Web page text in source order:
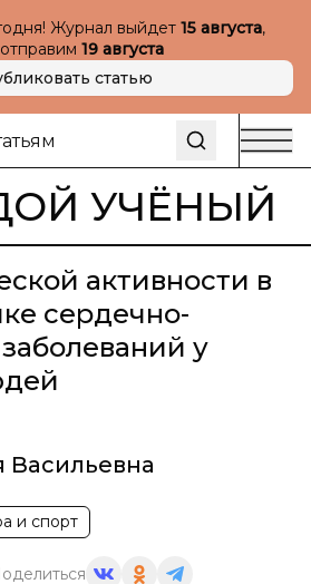
Журнал выйдет 15 августа,
19 августа
статью
УЧЁНЫЙ
активности в
сердечно-
у
и спорт